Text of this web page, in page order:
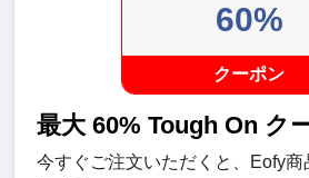
60%
クーポン
最大 60% Tough On ク
今すぐご注文いただくと、Eofy商